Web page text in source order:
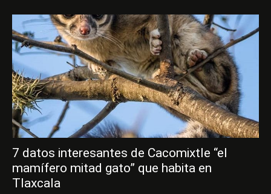
7 datos interesantes de Cacomixtle “el
mamífero mitad gato” que habita en
Tlaxcala